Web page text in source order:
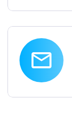
email